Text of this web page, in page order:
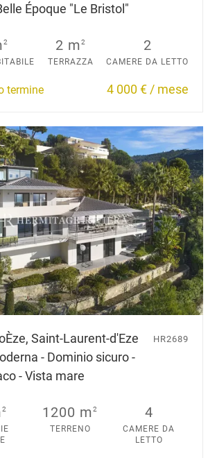
Époque "Le Bristol"
2 2 m2
TERRAZZA
2
CAMERE DA LETTO
termine 4 000 € / mese
Èze, Saint-Laurent-d'Eze
- Dominio sicuro -
- Vista mare
HR2689
2 1200 m2
TERRENO
4
CAMERE DA
LETTO